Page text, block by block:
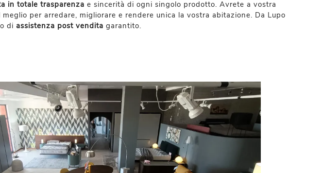
in totale trasparenza e sincerità di ogni singolo prodotto. Avrete a vostra
per arredare, migliorare e rendere unica la vostra abitazione. Da Lupo
di assistenza post vendita garantito.